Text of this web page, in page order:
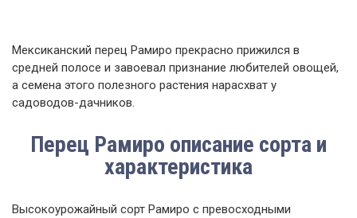
Мексиканский перец Рамиро прекрасно прижился в
средней полосе и завоевал признание любителей овощей,
а семена этого полезного растения нарасхват у
садоводов-дачников.
Перец Рамиро описание сорта и
характеристика
Высокоурожайный сорт Рамиро с превосходными